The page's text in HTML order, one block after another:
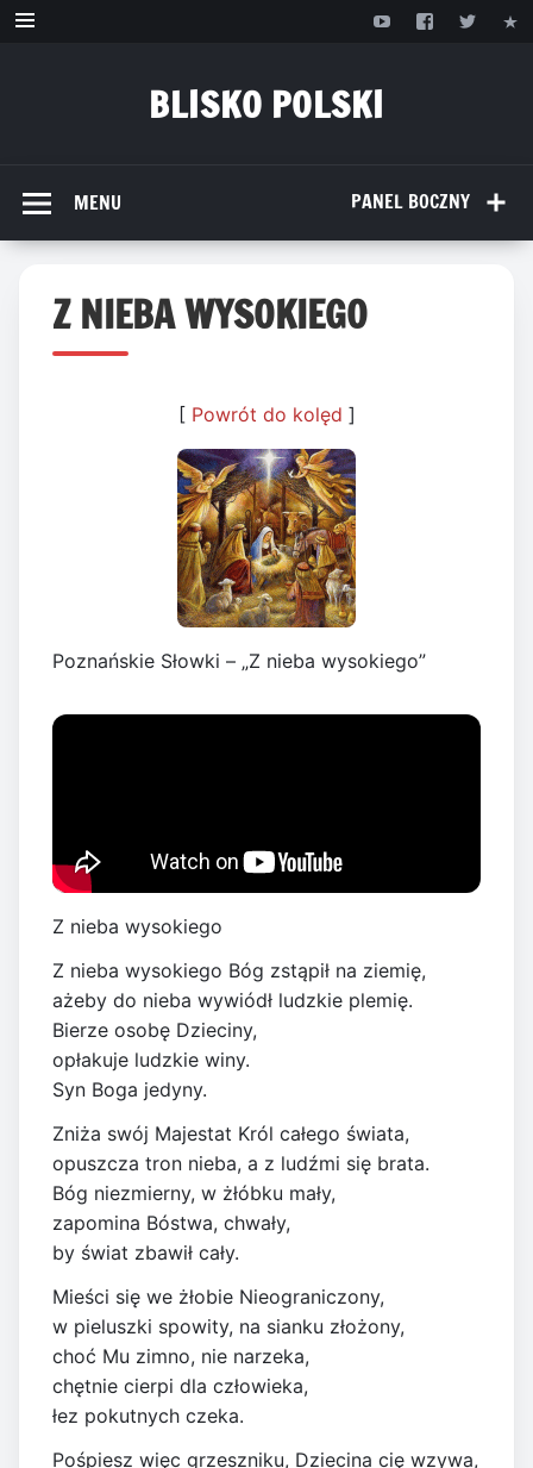
Przejdź
BLISKO POLSKI
PANEL BOCZNY
MENU
Z NIEBA WYSOKIEGO
[ Powrót do kolęd ]
Poznańskie Słowki – „Z nieba wysokiego”
Z nieba wysokiego
Z nieba wysokiego Bóg zstąpił na ziemię,
ażeby do nieba wywiódł ludzkie plemię.
Bierze osobę Dzieciny,
opłakuje ludzkie winy.
Syn Boga jedyny.
Zniża swój Majestat Król całego świata,
opuszcza tron nieba, a z ludźmi się brata.
Bóg niezmierny, w żłóbku mały,
zapomina Bóstwa, chwały,
by świat zbawił cały.
Mieści się we żłobie Nieograniczony,
w pieluszki spowity, na sianku złożony,
choć Mu zimno, nie narzeka,
chętnie cierpi dla człowieka,
łez pokutnych czeka.
Pośpiesz więc grzeszniku, Dziecina cię wzywa,